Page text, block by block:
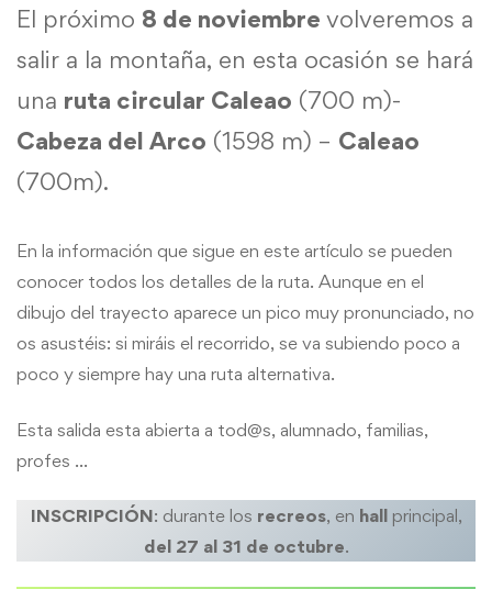
El próximo 8 de noviembre volveremos a
salir a la montaña, en esta ocasión se hará
una ruta circular Caleao (700 m)-
Cabeza del Arco (1598 m) – Caleao
(700m).
En la información que sigue en este artículo se pueden
conocer todos los detalles de la ruta. Aunque en el
dibujo del trayecto aparece un pico muy pronunciado, no
os asustéis: si miráis el recorrido, se va subiendo poco a
poco y siempre hay una ruta alternativa.
Esta salida esta abierta a tod@s, alumnado, familias,
profes …
INSCRIPCIÓN: durante los recreos, en hall principal,
del 27 al 31 de octubre.